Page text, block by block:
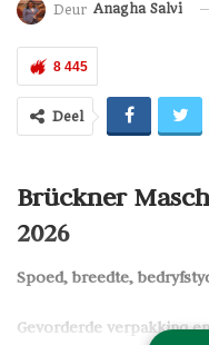
Deur Anagha Salvi
8 445
Deel
Brückner
2026
Spoed, breedte,
Gevorderde verpakking